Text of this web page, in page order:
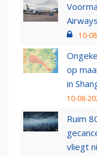
10-
op
in
10-08-
Ruim
vliegt